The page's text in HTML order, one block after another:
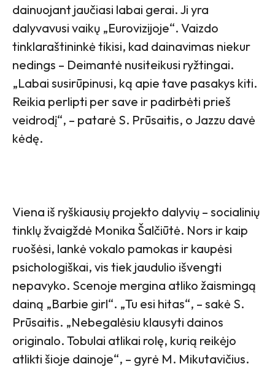
dainuojant jaučiasi labai gerai. Ji yra
dalyvavusi vaikų „Eurovizijoje“. Vaizdo
tinklaraštininkė tikisi, kad dainavimas niekur
nedings – Deimantė nusiteikusi ryžtingai.
„Labai susirūpinusi, ką apie tave pasakys kiti.
Reikia perlipti per save ir padirbėti prieš
veidrodį“, – patarė S. Prūsaitis, o Jazzu davė
kėdę.
Viena iš ryškiausių projekto dalyvių – socialinių
tinklų žvaigždė Monika Šalčiūtė. Nors ir kaip
ruošėsi, lankė vokalo pamokas ir kaupėsi
psichologiškai, vis tiek jaudulio išvengti
nepavyko. Scenoje mergina atliko žaismingą
dainą „Barbie girl“. „Tu esi hitas“, – sakė S.
Prūsaitis. „Nebegalėsiu klausyti dainos
originalo. Tobulai atlikai rolę, kurią reikėjo
atlikti šioje dainoje“, – gyrė M. Mikutavičius.